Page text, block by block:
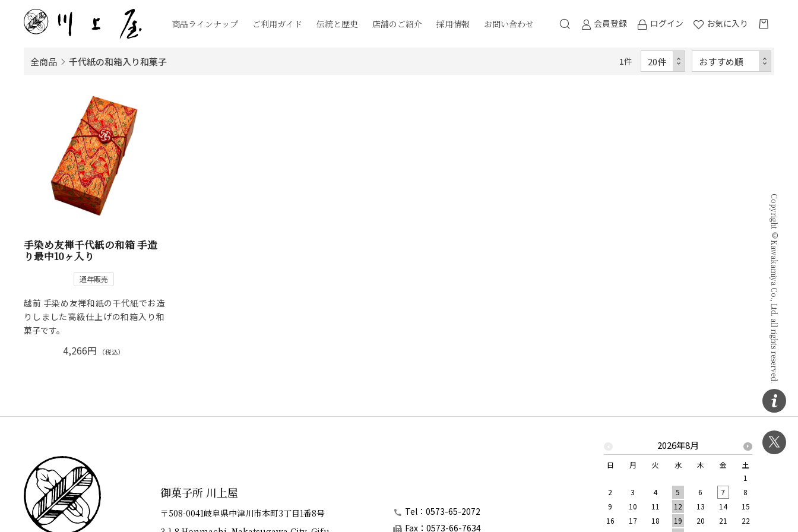
商品ラインナップ ご利用ガイド 伝統と歴史 店舗のご紹介 採用情報 お問い合わせ 会員登録 ログイン お気に入り
全商品 千代紙の和箱入り和菓子 1件
手染め友禅千代紙の和箱 手造
り最中10ヶ入り
通年販売
越前 手染め友禅和紙の千代紙でお造
りしました高級仕上げの和箱入り和
菓子です。
4,266円 （税込）
御菓子所 川上屋
〒508-0041岐阜県中津川市本町3丁目1番8号
Tel：0573-65-2072
Fax：0573-66-7634
2026年8月
日 月 火 水 木 金
土
1
2
3 4 5 6 7
8
9
10 11 12 13 14
15
16
17 18 19 20 21
22
Copyright © Kawakamiya Co., Ltd. all rights reserved.